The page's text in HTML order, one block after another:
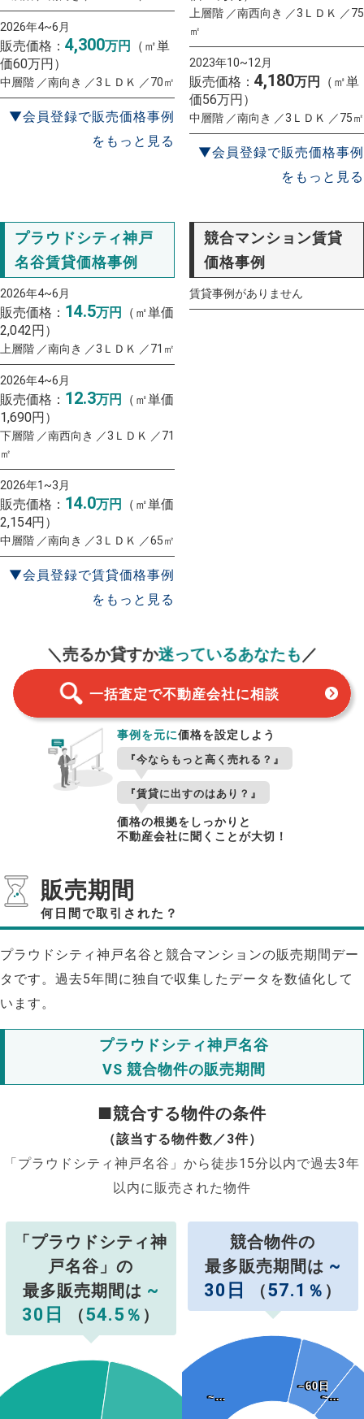
2026年4~6月
販売価格： 4,300万円
（㎡単
価60万円）
中層階 ／南向き ／3ＬＤＫ ／70㎡
▼会員登録で販売価格事例
をもっと見る
上層階 ／南西向き ／3ＬＤＫ ／75
㎡
2023年10~12月
販売価格： 4,180万円
（㎡単
価56万円）
中層階 ／南向き ／3ＬＤＫ ／75㎡
▼会員登録で販売価格事例
をもっと見る
プラウドシティ神戸
名谷賃貸価格事例
2026年4~6月
販売価格： 14.5万円
（㎡単価
2,042円）
上層階 ／南向き ／3ＬＤＫ ／71㎡
2026年4~6月
販売価格： 12.3万円
（㎡単価
1,690円）
下層階 ／南西向き ／3ＬＤＫ ／71
㎡
2026年1~3月
販売価格： 14.0万円
（㎡単価
2,154円）
中層階 ／南向き ／3ＬＤＫ ／65㎡
▼会員登録で賃貸価格事例
をもっと見る
競合マンション賃貸
価格事例
賃貸事例がありません
＼売るか貸すか迷っているあなたも／
一括査定で不動産会社に相談
事例を元に価格を設定しよう
『今ならもっと高く売れる？』
『賃貸に出すのはあり？』
価格の根拠をしっかりと
不動産会社に聞くことが大切！
販売期間
何日間で取引された？
プラウドシティ神戸名谷と競合マンションの販売期間デー
タです。過去5年間に独自で収集したデータを数値化して
います。
プラウドシティ神戸名谷
VS 競合物件の販売期間
■競合する物件の条件
（該当する物件数／3件）
「プラウドシティ神戸名谷」から徒歩15分以内で過去3年
以内に販売された物件
「プラウドシティ神
戸名谷」の
最多販売期間は ~
30日
（54.5 ％ ）
競合物件の
最多販売期間は ~
30日
（57.1 ％ ）
~…
~…
~60日
~60日
~…
~…
~…
~…